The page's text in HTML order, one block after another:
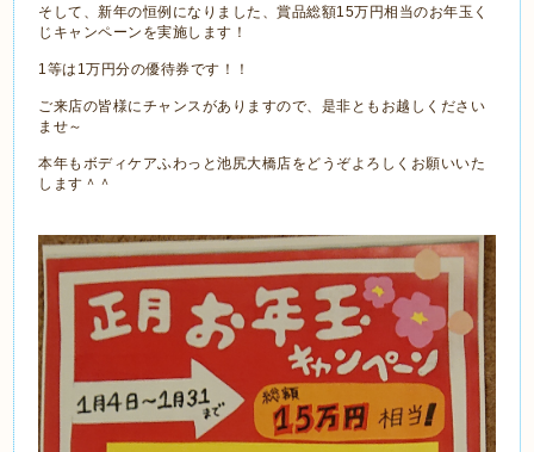
そして、新年の恒例になりました、賞品総額15万円相当のお年玉く
じキャンペーンを実施します！
1等は1万円分の優待券です！！
ご来店の皆様にチャンスがありますので、是非ともお越しください
ませ～
本年もボディケアふわっと池尻大橋店をどうぞよろしくお願いいた
します＾＾